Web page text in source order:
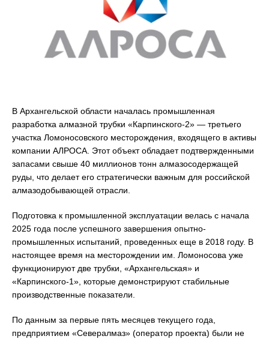
В Архангельской области началась промышленная
разработка алмазной трубки «Карпинского-2» — третьего
участка Ломоносовского месторождения, входящего в активы
компании АЛРОСА. Этот объект обладает подтвержденными
запасами свыше 40 миллионов тонн алмазосодержащей
руды, что делает его стратегически важным для российской
алмазодобывающей отрасли.
Подготовка к промышленной эксплуатации велась с начала
2025 года после успешного завершения опытно-
промышленных испытаний, проведенных еще в 2018 году. В
настоящее время на месторождении им. Ломоносова уже
функционируют две трубки, «Архангельская» и
«Карпинского-1», которые демонстрируют стабильные
производственные показатели.
По данным за первые пять месяцев текущего года,
предприятием «Севералмаз» (оператор проекта) были не